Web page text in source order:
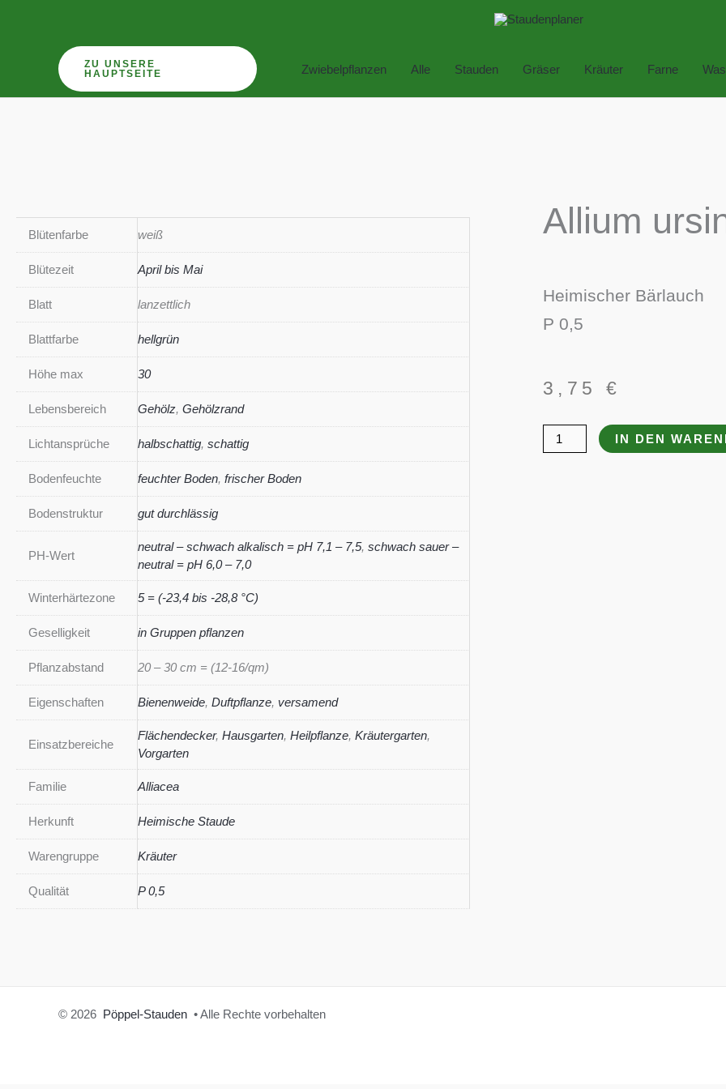
ZU UNSERE
HAUPTSEITE
Zwiebelpflanzen Alle Stauden Gräser Kräuter Farne
Blütenfarbe weiß
Blütezeit April bis Mai
Blatt lanzettlich
Blattfarbe hellgrün
Höhe max 30
Lebensbereich Gehölz, Gehölzrand
Lichtansprüche halbschattig, schattig
Bodenfeuchte feuchter Boden, frischer Boden
Bodenstruktur gut durchlässig
PH-Wert
neutral – schwach alkalisch = pH 7,1 – 7,5, schwach sauer –
neutral = pH 6,0 – 7,0
Winterhärtezone 5 = (-23,4 bis -28,8 °C)
Geselligkeit in Gruppen pflanzen
Pflanzabstand 20 – 30 cm = (12-16/qm)
Eigenschaften Bienenweide, Duftpflanze, versamend
Einsatzbereiche
Flächendecker, Hausgarten, Heilpflanze, Kräutergarten,
Vorgarten
Familie Alliacea
Herkunft Heimische Staude
Warengruppe Kräuter
Qualität P 0,5
Allium
Heimischer Bärlauch
P 0,5
3,75 €
Allium
ursinum
IN DEN
© 2026 Pöppel-Stauden • Alle Rechte vorbehalten